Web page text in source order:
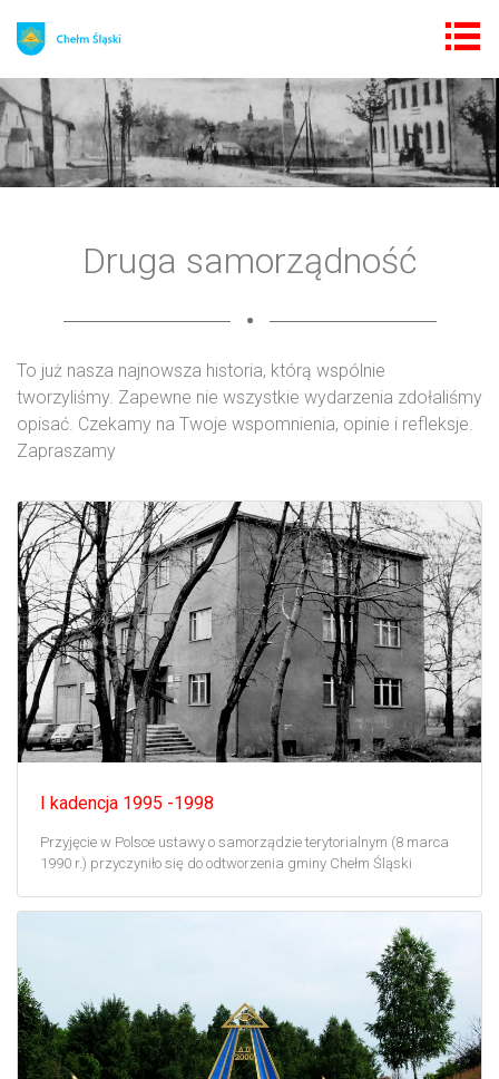
Druga samorządność
To już nasza najnowsza historia, którą wspólnie
tworzyliśmy. Zapewne nie wszystkie wydarzenia zdołaliśmy
opisać. Czekamy na Twoje wspomnienia, opinie i refleksje.
Zapraszamy
I kadencja 1995 -1998
Przyjęcie w Polsce ustawy o samorządzie terytorialnym (8 marca
1990 r.) przyczyniło się do odtworzenia gminy Chełm Śląski